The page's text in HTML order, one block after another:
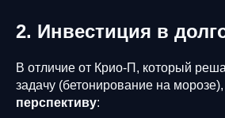
2. Инвестиция в
В отличие от Крио-П, который
задачу (бетонирование на морозе),
перспективу: